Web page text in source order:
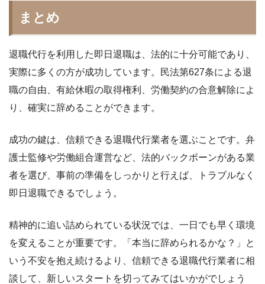
まとめ
退職代行を利用した即日退職は、法的に十分可能であり、
実際に多くの方が成功しています。民法第627条による退
職の自由、有給休暇の取得権利、労働契約の合意解除によ
り、確実に辞めることができます。
成功の鍵は、信頼できる退職代行業者を選ぶことです。弁
護士監修や労働組合運営など、法的バックボーンがある業
者を選び、事前の準備をしっかりと行えば、トラブルなく
即日退職できるでしょう。
精神的に追い詰められている状況では、一日でも早く環境
を変えることが重要です。「本当に辞められるかな？」と
いう不安を抱え続けるより、信頼できる退職代行業者に相
談して、新しいスタートを切ってみてはいかがでしょう